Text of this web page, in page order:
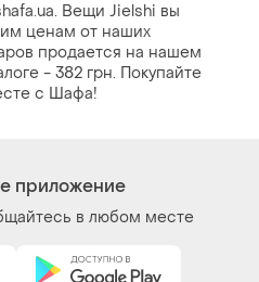
Вещи Jielshi вы
ценам от наших
продается на нашем
- 382 грн. Покупайте
с Шафа!
приложение
в любом месте